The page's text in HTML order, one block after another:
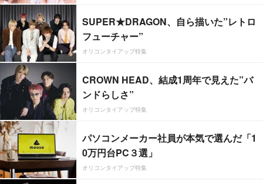
SUPER★DRAGON、自ら描いた”レトロ
フューチャー”
オリコンタイアップ特集
CROWN HEAD、結成1周年で見えた”バ
ンドらしさ”
オリコンタイアップ特集
パソコンメーカー社員が本気で選んだ「1
0万円台PC３選」
オリコンタイアップ特集